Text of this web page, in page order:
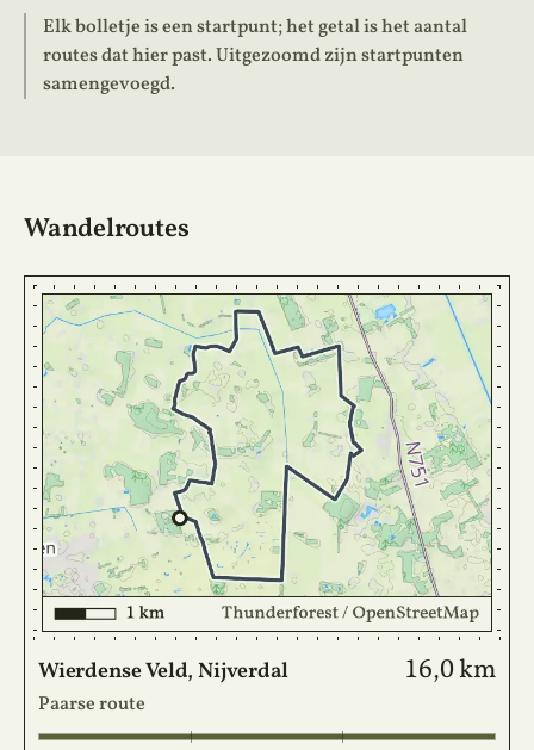
Elk bolletje is een startpunt; het getal is het aantal
routes dat hier past. Uitgezoomd zijn startpunten
samengevoegd.
Wandelroutes
Wierdense Veld, Nijverdal 16,0 km
Paarse route